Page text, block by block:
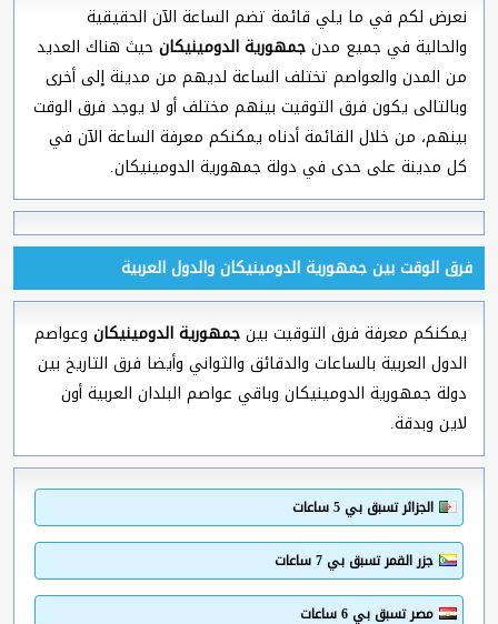
نعرض لكم في ما يلي قائمة تضم الساعة الآن الحقيقية
والحالية في جميع مدنجمهورية الدومينيكان حيث هناك العديد
من المدن والعواصم تختلف الساعة لديهم من مدينة إلى أخرى
وبالتالى يكون فرق التوقيت بينهم مختلف أو لا يوجد فرق الوقت
بينهم، من خلال القائمة أدناه يمكنكم معرفة الساعة الآن في
كل مدينة على حدى في دولة جمهورية الدومينيكان.
فرق الوقت بين جمهورية الدومينيكان والدول العربية
يمكنكم معرفة فرق التوقيت بينجمهورية الدومينيكان وعواصم
الدول العربية بالساعات والدقائق والثواني وأيضا فرق التاريخ بين
دولة جمهورية الدومينيكان وباقي عواصم البلدان العربية أون
لاين وبدقة.
الجزائر تسبق بي 5 ساعات
جزر القمر تسبق بي 7 ساعات
مصر تسبق بي 6 ساعات